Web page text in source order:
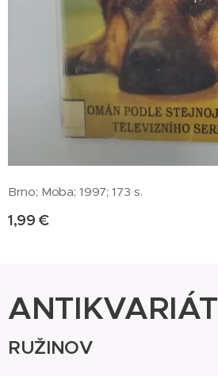
Brno; Moba; 1997; 173 s.
1,99 €
ANTIKVARIÁT
RUŽINOV